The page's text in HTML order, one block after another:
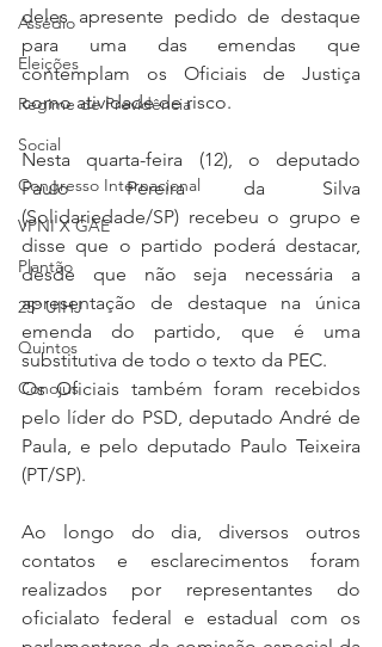
Assédio
Eleições
Regime de Previdência
Social
Congresso Internacional
VPNI X GAE
Plantão
25º UIHJ
Quintos
Conojus
deles apresente pedido de destaque
para uma das emendas que
contemplam os Oficiais de Justiça
como atividade de risco.
Nesta quarta-feira (12), o deputado
Paulo Pereira da Silva
(Solidariedade/SP) recebeu o grupo e
disse que o partido poderá destacar,
desde que não seja necessária a
apresentação de destaque na única
emenda do partido, que é uma
substitutiva de todo o texto da PEC.
Os Oficiais também foram recebidos
pelo líder do PSD, deputado André de
Paula, e pelo deputado Paulo Teixeira
(PT/SP).
Ao longo do dia, diversos outros
contatos e esclarecimentos foram
realizados por representantes do
oficialato federal e estadual com os